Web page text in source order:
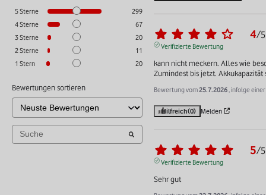
5Sterne
299
4Sterne
67
3Sterne
20
2Sterne
11
1 Stern 20
Bewertungen sortieren
4/5
Verifizierte Bewertung
kann nicht meckern. Alles wie
Zumindest bis jetzt.
Bewertung vom25.7.2026 , infolge
Hilfreich(0) Melden
5/5
Verifizierte Bewertung
Sehr gut